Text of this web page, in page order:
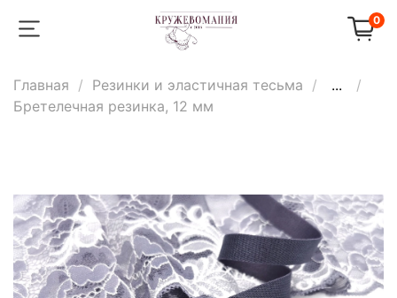
0
Главная Резинки и эластичная тесьма
...
Бретелечная резинка, 12 мм